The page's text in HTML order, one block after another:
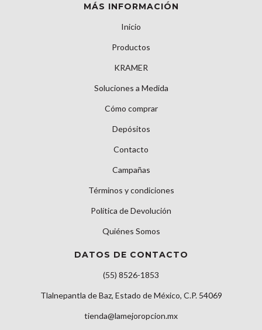
MÁS INFORMACIÓN
Inicio
Productos
KRAMER
Soluciones a Medida
Cómo comprar
Depósitos
Contacto
Campañas
Términos y condiciones
Política de Devolución
Quiénes Somos
DATOS DE CONTACTO
(55) 8526-1853
Tlalnepantla de Baz, Estado de México, C.P. 54069
tienda@lamejoropcion.mx